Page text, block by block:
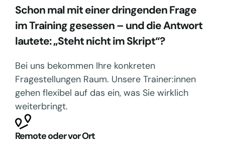
Schon mal mit einer dringenden Frage
im Training gesessen – und die Antwort
lautete: „Steht nicht im Skript“?
Bei uns bekommen Ihre konkreten
Fragestellungen Raum. Unsere Trainer:innen
gehen flexibel auf das ein, was Sie wirklich
weiterbringt.
Remote oder vor Ort